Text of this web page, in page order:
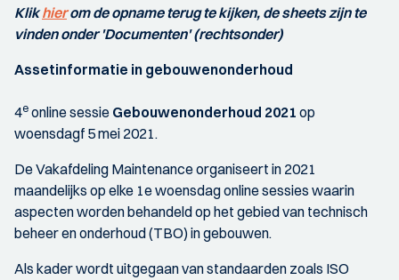
Klikhierom de opname terug te kijken, de sheets zijn te
vinden onder 'Documenten' (rechtsonder)
Assetinformatie in gebouwenonderhoud
4e online sessie Gebouwenonderhoud 2021 op
woensdagf 5 mei 2021.
De Vakafdeling Maintenance organiseert in 2021
maandelijks op elke 1e woensdag online sessies waarin
aspecten worden behandeld op het gebied van technisch
beheer en onderhoud (TBO) in gebouwen.
Als kader wordt uitgegaan van standaarden zoals ISO